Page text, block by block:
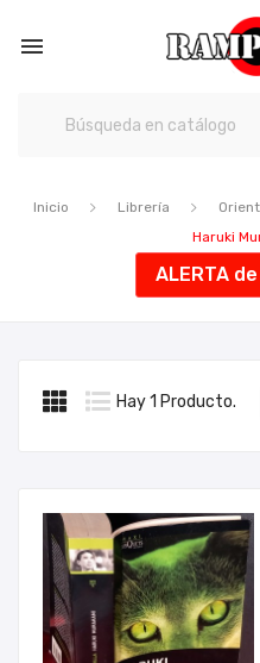

Inicio Librería
Haruki
ALERTA de
Hay 1 Producto.